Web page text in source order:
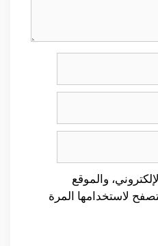
والموقع
لاستخدامها المرة